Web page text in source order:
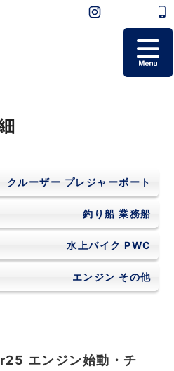
会社概要
よくあるご質問
お問い合わせ
個人情報保護方針
クルーザー プレジャーボート
釣り船 業務船
水上バイク PWC
エンジン その他
エンジン始動・チ